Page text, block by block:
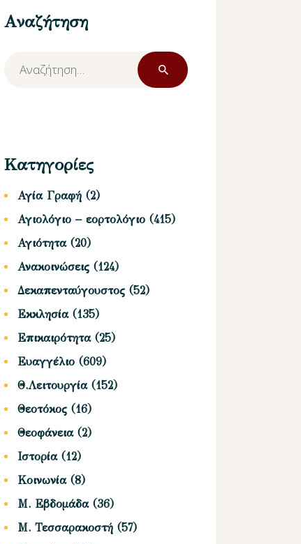
Αναζήτηση
Αναζήτηση
για:
Κατηγορίες
Αγία Γραφή (2)
Αγιολόγιο – εορτολόγιο (415)
Αγιότητα(20)
Ανακοινώσεις (124)
Δεκαπενταύγουστος (52)
Εκκλησία(135)
Επικαιρότητα(25)
Ευαγγέλιο (609)
Θ.Λειτουργία(152)
Θεοτόκος (16)
Θεοφάνεια(2)
Ιστορία(12)
Κοινωνία(8)
Μ. Εβδομάδα(36)
Μ. Τεσσαρακοστή (57)